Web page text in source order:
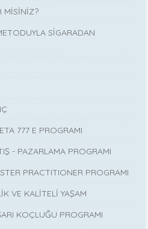
MİSİNİZ?
SİGARADAN
777 E PROGRAMI
- PAZARLAMA PROGRAMI
PRACTITIONER PROGRAMI
VE KALİTELİ YAŞAM
KOÇLUĞU PROGRAMI